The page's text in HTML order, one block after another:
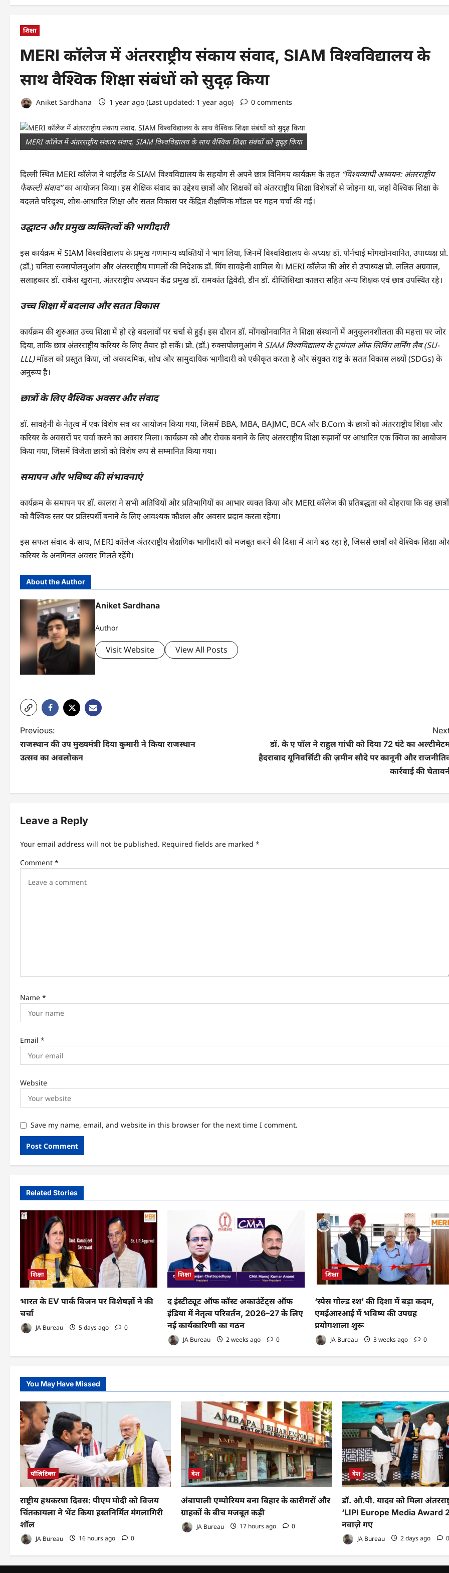
शिक्षा
MERI कॉलेज में अंतरराष्ट्रीय संकाय संवाद, SIAM विश्वविद्यालय के
साथ वैश्विक शिक्षा संबंधों को सुदृढ़ किया
Aniket Sardhana 1 year ago (Last updated: 1 year ago) 0 comments
MERI कॉलेज में अंतरराष्ट्रीय संकाय संवाद, SIAM विश्वविद्यालय के साथ वैश्विक शिक्षा संबंधों को सुदृढ़ किया
दिल्ली स्थित MERI कॉलेज ने थाईलैंड के SIAM विश्वविद्यालय के सहयोग से अपने छात्र विनिमय कार्यक्रम के तहत “विश्वव्यापी अध्ययन: अंतरराष्ट्रीय
फैकल्टी संवाद”का आयोजन किया। इस शैक्षिक संवाद का उद्देश्य छात्रों और शिक्षकों को अंतरराष्ट्रीय शिक्षा विशेषज्ञों से जोड़ना था, जहां वैश्विक शिक्षा के
बदलते परिदृश्य, शोध-आधारित शिक्षा और सतत विकास पर केंद्रित शैक्षणिक मॉडल पर गहन चर्चा की गई।
उद्घाटन और प्रमुख व्यक्तित्वों की भागीदारी
इस कार्यक्रम में SIAM विश्वविद्यालय के प्रमुख गणमान्य व्यक्तियों ने भाग लिया, जिनमें विश्वविद्यालय के अध्यक्ष डॉ. पोर्नचाई मोंगखोनवानित, उपाध्यक्ष प्रो.
(डॉ.) चनिता रुक्सपोलमुआंग और अंतरराष्ट्रीय मामलों की निदेशक डॉ. यिंग सावहेनी शामिल थे। MERI कॉलेज की ओर से उपाध्यक्ष प्रो. ललित अग्रवाल,
सलाहकार डॉ. राकेश खुराना, अंतरराष्ट्रीय अध्ययन केंद्र प्रमुख डॉ. रामकांत द्विवेदी, डीन डॉ. दीप्तिशिखा कालरा सहित अन्य शिक्षक एवं छात्र उपस्थित रहे।
उच्च शिक्षा में बदलाव और सतत विकास
कार्यक्रम की शुरुआत उच्च शिक्षा में हो रहे बदलावों पर चर्चा से हुई। इस दौरान डॉ. मोंगखोनवानित ने शिक्षा संस्थानों में अनुकूलनशीलता की महत्ता पर जोर
दिया, ताकि छात्र अंतरराष्ट्रीय करियर के लिए तैयार हो सकें। प्रो. (डॉ.) रुक्सपोलमुआंग ने SIAM विश्वविद्यालय के ट्रायंगल ऑफ लिविंग लर्निंग लैब (SU-
LLL)मॉडल को प्रस्तुत किया, जो अकादमिक, शोध और सामुदायिक भागीदारी को एकीकृत करता है और संयुक्त राष्ट्र के सतत विकास लक्ष्यों (SDGs) के
अनुरूप है।
छात्रों के लिए वैश्विक अवसर और संवाद
डॉ. सावहेनी के नेतृत्व में एक विशेष सत्र का आयोजन किया गया, जिसमें BBA, MBA, BAJMC, BCA और B.Com के छात्रों को अंतरराष्ट्रीय शिक्षा और
करियर के अवसरों पर चर्चा करने का अवसर मिला। कार्यक्रम को और रोचक बनाने के लिए अंतरराष्ट्रीय शिक्षा रुझानों पर आधारित एक क्विज का आयोजन
किया गया, जिसमें विजेता छात्रों को विशेष रूप से सम्मानित किया गया।
समापन और भविष्य की संभावनाएं
कार्यक्रम के समापन पर डॉ. कालरा ने सभी अतिथियों और प्रतिभागियों का आभार व्यक्त किया और MERI कॉलेज की प्रतिबद्धता को दोहराया कि वह छात्रों
को वैश्विक स्तर पर प्रतिस्पर्धी बनाने के लिए आवश्यक कौशल और अवसर प्रदान करता रहेगा।
इस सफल संवाद के साथ, MERI कॉलेज अंतरराष्ट्रीय शैक्षणिक भागीदारी को मजबूत करने की दिशा में आगे बढ़ रहा है, जिससे छात्रों को वैश्विक शिक्षा
करियर के अनगिनत अवसर मिलते रहेंगे।
About the Author
Aniket Sardhana
Author
Visit Website View All Posts
P
o
a
v
i
Previous:
राजस्थान की उप मुख्यमंत्री दिया कुमारी ने किया राजस्थान
उत्सव का अवलोकन
डॉ. के ए पॉल ने राहुल गांधी को दिया 72 घंटे का
हैदराबाद यूनिवर्सिटी की ज़मीन सौदे पर कानूनी और
कार्रवाई की
Leave a Reply
Your email address will not be published. Required fields are marked *
Comment *
Name *
Email *
Website
Save my name, email, and website in this browser for the next time I comment.
Related Stories
शिक्षा
भारत के EV पार्क विजन पर विशेषज्ञों ने की
चर्चा
JA Bureau 5 days ago 0
शिक्षा
द इंस्टीट्यूट ऑफ कॉस्ट अकाउंटेंट्स ऑफ
इंडिया में नेतृत्व परिवर्तन, 2026–27 के लिए
नई कार्यकारिणी का गठन
JA Bureau 2 weeks ago 0
शिक्षा
‘स्पेस गोल्ड रश’ की दिशा में बड़ा कदम,
एमईआरआई में भविष्य की उपग्रह
प्रयोगशाला शुरू
JA Bureau 3 weeks ago 0
You May Have Missed
पॉलिटिक्स
राष्ट्रीय हथकरघा दिवस: पीएम मोदी को विजय
चिंतकायला ने भेंट किया हस्तनिर्मित मंगलागिरी
शॉल
JA Bureau 16 hours ago 0
देश
अंबापाली एम्पोरियम बना बिहार के कारीगरों और
ग्राहकों के बीच मजबूत कड़ी
JA Bureau 17 hours ago 0
देश
डॉ. ओ.पी. यादव को मिला
‘LIPI Europe Media Award
नवाज़े गए
JA Bureau 2 days ago 0